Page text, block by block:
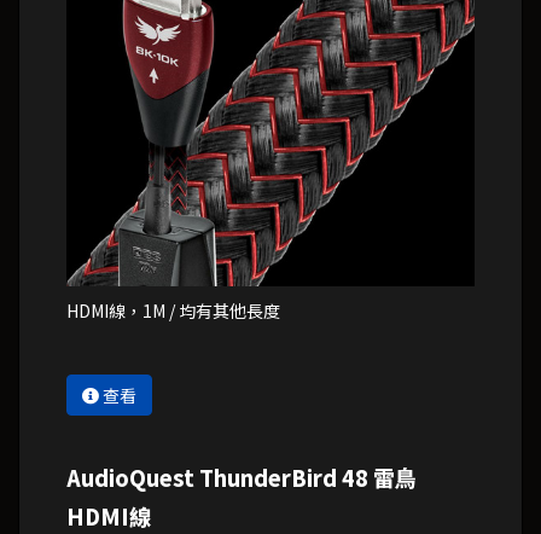
HDMI線，1M / 均有其他長度
查看
AudioQuest ThunderBird 48 雷鳥
HDMI線